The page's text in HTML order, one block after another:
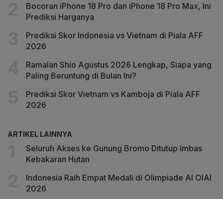
Bocoran iPhone 18 Pro dan iPhone 18 Pro Max, Ini
Prediksi Harganya
Prediksi Skor Indonesia vs Vietnam di Piala AFF
2026
Ramalan Shio Agustus 2026 Lengkap, Siapa yang
Paling Beruntung di Bulan Ini?
Prediksi Skor Vietnam vs Kamboja di Piala AFF
2026
ARTIKEL LAINNYA
Seluruh Akses ke Gunung Bromo Ditutup Imbas
Kebakaran Hutan
Indonesia Raih Empat Medali di Olimpiade AI OIAI
2026